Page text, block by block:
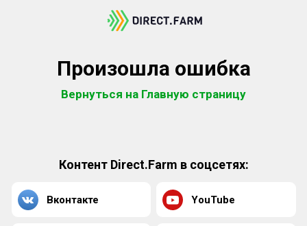
Произошла ошибка
Вернуться на Главную страницу
Контент Direct.Farm в соцсетях:
Вконтакте YouTube